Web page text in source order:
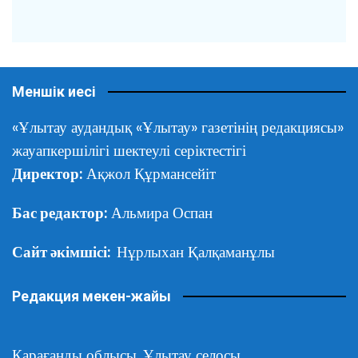
Меншік иесі
«Ұлытау аудандық «Ұлытау» газетінің редакциясы»
жауапкершілігі шектеулі серіктестігі
Директор: Ақжол Құрмансейіт
Бас редактор: Альмира Оспан
Сайт әкімшісі: Нұрлыхан Қалқаманұлы
Редакция мекен-жайы